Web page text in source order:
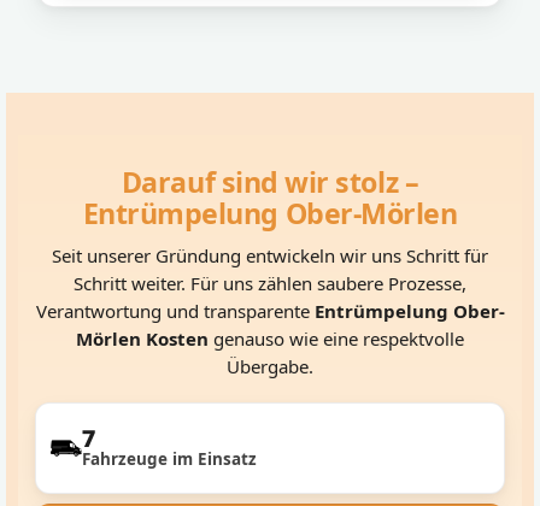
Darauf sind wir stolz –
Entrümpelung Ober-Mörlen
Seit unserer Gründung entwickeln wir uns Schritt für
Schritt weiter. Für uns zählen saubere Prozesse,
Verantwortung und transparente Entrümpelung Ober-
Mörlen Kosten genauso wie eine respektvolle
Übergabe.
7
Fahrzeuge im Einsatz